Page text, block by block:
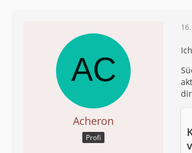
Acheron
Profi